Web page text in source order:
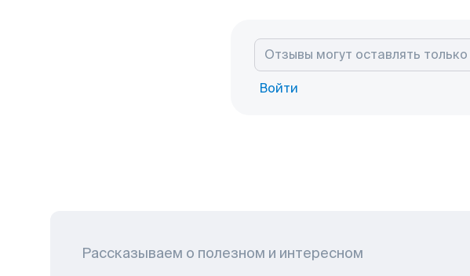
Войти
Рассказываем о полезном и интересном